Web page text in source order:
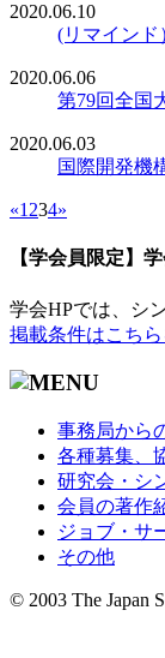
2020.06.10
(リマインド
2020.06.06
第79回全国
2020.06.03
国際開発機
«1 234»
【学会員限定】
学会HPでは、シ
掲載条件はこちら
事務局から
各種募集、
研究会・シ
会員の著作
ジョブ・サ
その他
© 2003 The Japan